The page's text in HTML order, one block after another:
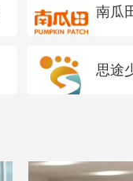
南瓜
思途